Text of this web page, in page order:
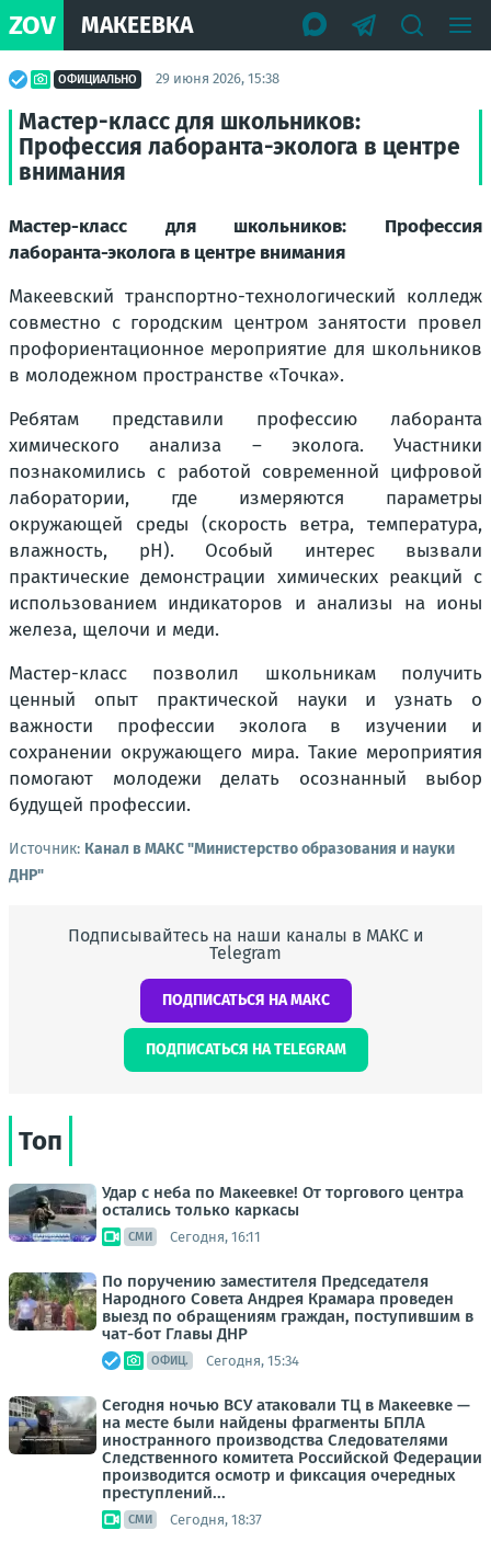
ZOV МАКЕЕВКА
ОФИЦИАЛЬНО 29 июня 2026, 15:38
Мастер-класс для школьников:
Профессия лаборанта-эколога в центре
внимания
Мастер-класс для школьников: Профессия
лаборанта-эколога в центре внимания
Макеевский транспортно-технологический колледж
совместно с городским центром занятости провел
профориентационное мероприятие для школьников
в молодежном пространстве «Точка».
Ребятам представили профессию лаборанта
химического анализа – эколога. Участники
познакомились с работой современной цифровой
лаборатории, где измеряются параметры
окружающей среды (скорость ветра, температура,
влажность, pH). Особый интерес вызвали
практические демонстрации химических реакций с
использованием индикаторов и анализы на ионы
железа, щелочи и меди.
Мастер-класс позволил школьникам получить
ценный опыт практической науки и узнать о
важности профессии эколога в изучении и
сохранении окружающего мира. Такие мероприятия
помогают молодежи делать осознанный выбор
будущей профессии.
Источник: Канал в МАКС "Министерство образования и науки
ДНР"
Подписывайтесь на наши каналы в МАКС и
Telegram
ПОДПИСАТЬСЯ НА МАКС
ПОДПИСАТЬСЯ НА TELEGRAM
Топ
Удар с неба по Макеевке! От торгового центра
остались только каркасы
СМИ Сегодня, 16:11
По поручению заместителя Председателя
Народного Совета Андрея Крамара проведен
выезд по обращениям граждан, поступившим в
чат-бот Главы ДНР
ОФИЦ. Сегодня, 15:34
Сегодня ночью ВСУ атаковали ТЦ в Макеевке —
на месте были найдены фрагменты БПЛА
иностранного производства Следователями
Следственного комитета Российской Федерации
производится осмотр и фиксация очередных
преступлений...
СМИ Сегодня, 18:37